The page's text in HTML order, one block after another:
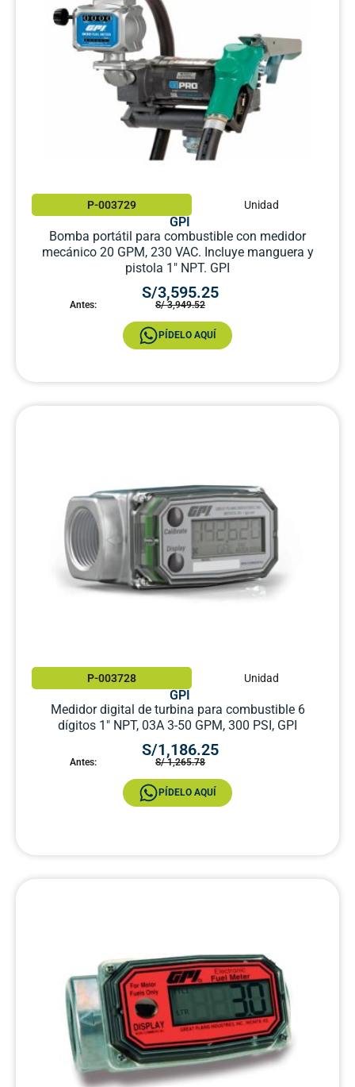
P-003729 Unidad
GPI
Bomba portátil para combustible con medidor
mecánico 20 GPM, 230 VAC. Incluye manguera y
pistola 1″ NPT. GPI
S/3,595.25
Antes: S/ 3,949.52
PÍDELO AQUÍ
P-003728 Unidad
GPI
Medidor digital de turbina para combustible 6
dígitos 1″ NPT, 03A 3-50 GPM, 300 PSI, GPI
S/1,186.25
Antes: S/ 1,265.78
PÍDELO AQUÍ